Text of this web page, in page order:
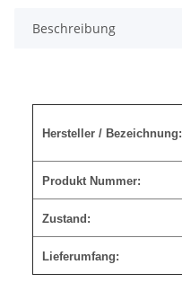
Beschreibung
Hersteller / Bezeichnung:
Produkt Nummer:
Zustand:
Lieferumfang: